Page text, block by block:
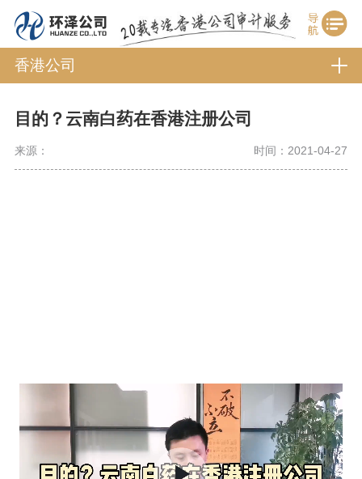
香港公司
目的？云南白药在香港注册公司
来源： 时间：2021-04-27